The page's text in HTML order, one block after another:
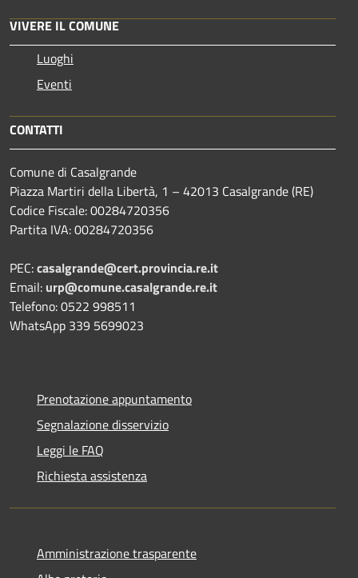
VIVERE IL COMUNE
Luoghi
Eventi
CONTATTI
Comune di Casalgrande
Piazza Martiri della Libertà, 1 – 42013 Casalgrande (RE)
Codice Fiscale: 00284720356
Partita IVA: 00284720356
PEC:casalgrande@cert.provincia.re.it
Email: urp@comune.casalgrande.re.it
Telefono: 0522 998511
WhatsApp 339 5699023
Prenotazione appuntamento
Segnalazione disservizio
Leggi le FAQ
Richiesta assistenza
Amministrazione trasparente